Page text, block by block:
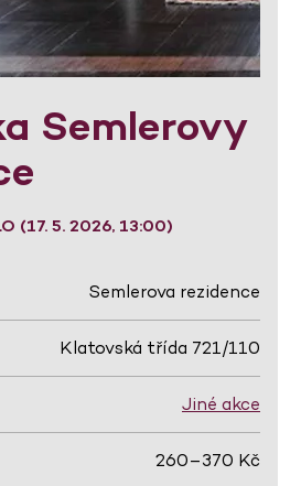
Semlerovy
(17. 5. 2026, 13:00)
Semlerova rezidence
Klatovská třída 721/110
Jiné akce
260–370 Kč